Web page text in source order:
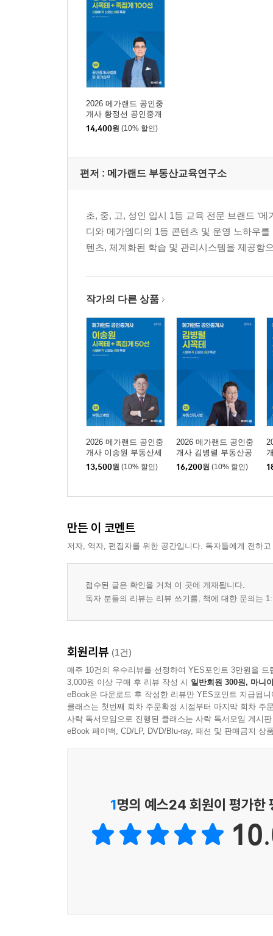
2026 메가랜드 공인중
개사 황정선 공인중개
사법령 및 중개실무 시
꼭테+족집게 100선
14,400원 (10% 할인)
편저 : 메가랜드 부동산교육연구소
초, 중, 고, 성인 입시 1등 교육 전문 브랜드 ‘
디와 메가엠디의 1등 콘텐츠 및 운영 노하우
텐츠, 체계화된 학습 및 관리시스템을 제공함
작가의 다른 상품
2026 메가랜드 공인중
개사 이송원 부동산세
법 시꼭테+족집게 50선
13,500원 (10% 할인)
2026 메가랜드 공인중
개사 김병렬 부동산공
시법 시꼭테+족집게 10
0선
16,200원 (10% 할인)
만든 이 코멘트
저자, 역자, 편집자를 위한 공간입니다. 독자들에게 전하
접수된 글은 확인을 거쳐 이 곳에 게재됩니다.
독자 분들의 리뷰는 리뷰 쓰기를, 책에 대한 문의는
회원리뷰 (1건)
매주 10건의 우수리뷰를 선정하여 YES포인트 3만원을 드
3,000원 이상 구매 후 리뷰 작성 시 일반회원 300원, 마니
eBook은 다운로드 후 작성한 리뷰만 YES포인트 지급됩니
클래스는 첫번째 회차 주문확정 시점부터 마지막 회차 주
사락 독서모임으로 진행된 클래스는 사락 독서모임 게시
eBook 페이백, CD/LP, DVD/Blu-ray, 패션 및 판매금지 상
1명의 예스24 회원이 평가한